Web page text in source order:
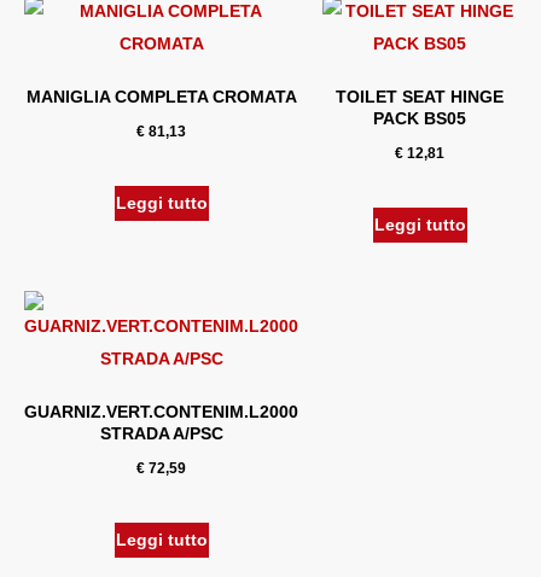
MANIGLIA COMPLETA CROMATA
€ 81,13
Leggi tutto
TOILET SEAT HINGE
PACK BS05
€ 12,81
Leggi tutto
GUARNIZ.VERT.CONTENIM.L2000
STRADA A/PSC
€ 72,59
Leggi tutto